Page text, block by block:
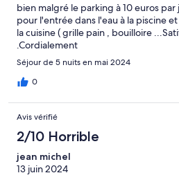
bien malgré le parking à 10 euros
pour l'entrée dans l'eau à la piscine
la cuisine ( grille pain , bouilloire
.Cordialement
Séjour de 5 nuits en mai 2024
0
Avis vérifié
2/10 Horrible
jean michel
13 juin 2024